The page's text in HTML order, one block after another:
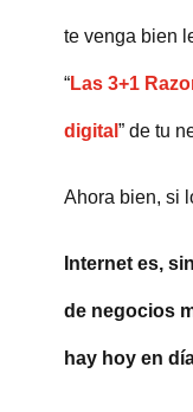
te venga bien
“Las 3+1
digital ” de tu
Ahora bien, si
Internet es,
de negocios
hay hoy en